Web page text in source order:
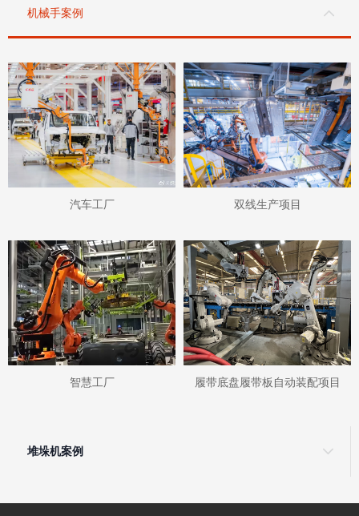
机械手案例
汽车工厂
智慧工厂 履带底盘履带板自动装配项目
双线生产项目
堆垛机案例